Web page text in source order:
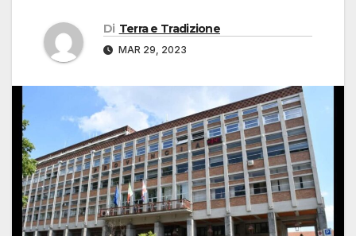
Di Terra e Tradizione
MAR 29, 2023